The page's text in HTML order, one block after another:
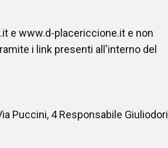
e www.d-placericcione.it e non
i link presenti all'interno del
Puccini, 4 Responsabile Giuliodori